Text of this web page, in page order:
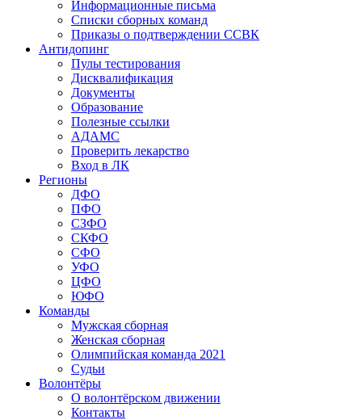
Информационные письма
Списки сборных команд
Приказы о подтверждении ССВК
Антидопинг
Пулы тестирования
Дисквалификация
Документы
Образование
Полезные ссылки
АДАМС
Проверить лекарство
Вход в ЛК
Регионы
ДФО
ПФО
СЗФО
СКФО
СФО
УФО
ЦФО
ЮФО
Команды
Мужская сборная
Женская сборная
Олимпийская команда 2021
Судьи
Волонтёры
О волонтёрском движении
Контакты